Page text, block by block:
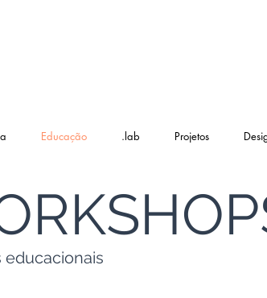
Educação .lab Projetos
educacionais